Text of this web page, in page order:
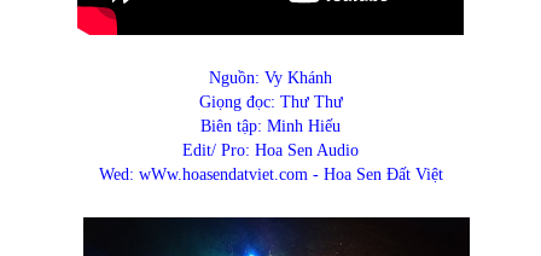
Nguồn: Vy Khánh
Giọng đọc: Thư Thư
Biên tập: Minh Hiếu
Edit/ Pro: Hoa Sen Audio
Wed: wWw.hoasendatviet.com - Hoa Sen Đất Việt